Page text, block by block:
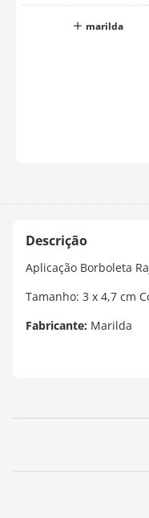
marilda
Aplicação Borboleta
Tamanho: 3 x 4,7 cm
Fabricante: Marilda